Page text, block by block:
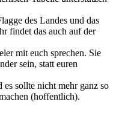
des Landes und das
findet das auch auf der
mit euch sprechen. Sie
sein, statt euren
sollte nicht mehr ganz so
(hoffentlich).